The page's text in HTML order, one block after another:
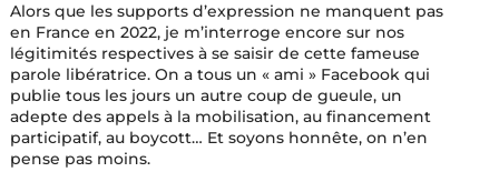
Alors que les supports d’expression ne manquent pas
en France en 2022, je m’interroge encore sur nos
légitimités respectives à se saisir de cette fameuse
parole libératrice. On a tous un « ami » Facebook qui
publie tous les jours un autre coup de gueule, un
adepte des appels à la mobilisation, au financement
participatif, au boycott… Et soyons honnête, on n’en
pense pas moins.